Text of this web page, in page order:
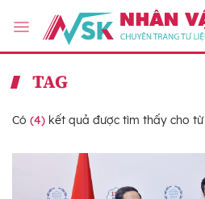
TAG
Có (4) kết quả được tìm thấy cho